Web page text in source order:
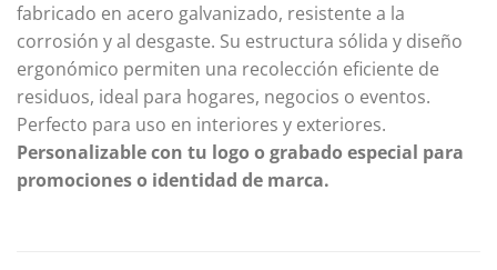
fabricado en acero galvanizado, resistente a la
corrosión y al desgaste. Su estructura sólida y diseño
ergonómico permiten una recolección eficiente de
residuos, ideal para hogares, negocios o eventos.
Perfecto para uso en interiores y exteriores.
Personalizable con tu logo o grabado especial para
promociones o identidad de marca.